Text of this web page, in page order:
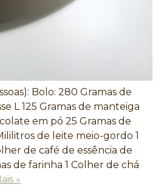
Bolo: 280 Gramas de
L 125 Gramas de manteiga
em pó 25 Gramas de
de leite meio-gordo 1
de café de essência de
de farinha 1 Colher de chá
»